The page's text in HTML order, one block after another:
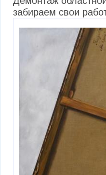
забираем свои